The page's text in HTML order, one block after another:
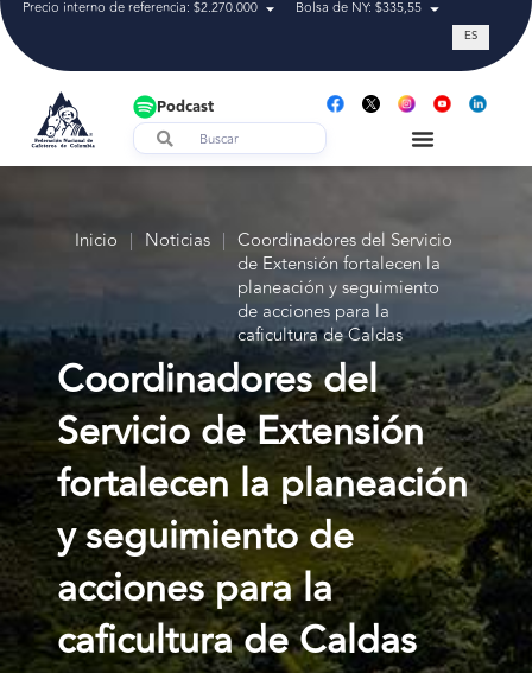
Precio interno de referencia: $2.270.000 Bolsa de NY: $335,55 Tasa de
ES
Podcast
Inicio | Noticias | Coordinadores del Servicio
de Extensión fortalecen la
planeación y seguimiento
de acciones para la
caficultura de Caldas
Coordinadores del
Servicio de Extensión
fortalecen la planeación
y seguimiento de
acciones para la
caficultura de Caldas